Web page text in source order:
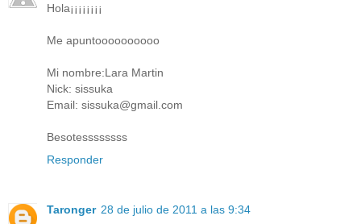
Hola¡¡¡¡¡¡¡¡
Me apuntoooooooooo
Mi nombre:Lara Martin
Nick: sissuka
Email: sissuka@gmail.com
Besotessssssss
Responder
Taronger 28 de julio de 2011 a las 9:34